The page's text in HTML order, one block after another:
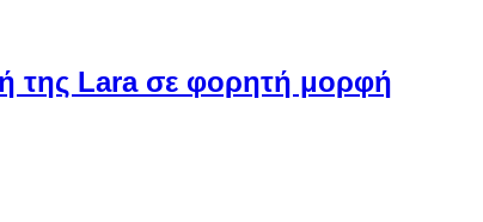
της Lara σε φορητή μορφή